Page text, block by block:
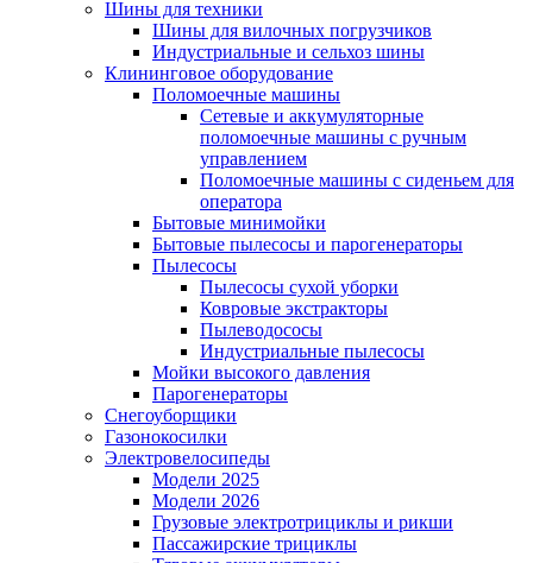
Шины для техники
Шины для вилочных погрузчиков
Индустриальные и сельхоз шины
Клининговое оборудование
Поломоечные машины
Сетевые и аккумуляторные
поломоечные машины с ручным
управлением
Поломоечные машины с сиденьем для
оператора
Бытовые минимойки
Бытовые пылесосы и парогенераторы
Пылесосы
Пылесосы сухой уборки
Ковровые экстракторы
Пылеводососы
Индустриальные пылесосы
Мойки высокого давления
Парогенераторы
Снегоуборщики
Газонокосилки
Электровелосипеды
Модели 2025
Модели 2026
Грузовые электротрициклы и рикши
Пассажирские трициклы